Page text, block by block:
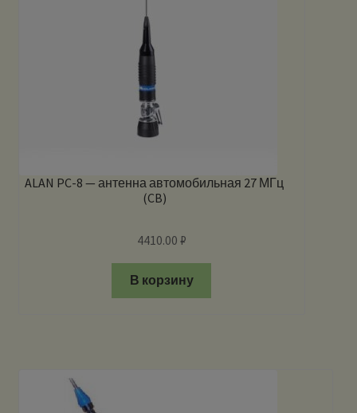
ALAN PC-8 — антенна автомобильная 27 МГц
(CB)
4410.00 ₽
В корзину